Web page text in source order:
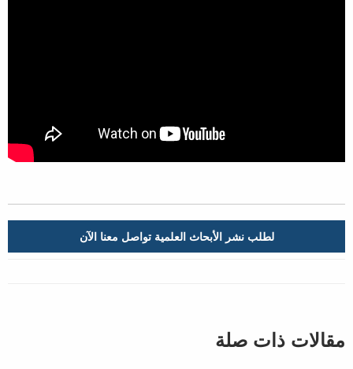
لطلب نشر الأبحاث العلمية تواصل معنا الآن
مقالات ذات صلة